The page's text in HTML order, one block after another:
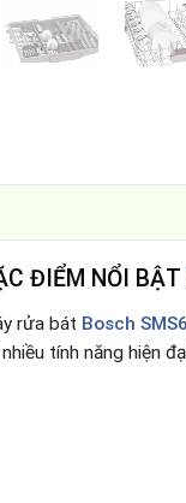
ĐIỂM NỔI BẬT
rửa bát Bosch
tính năng hiện